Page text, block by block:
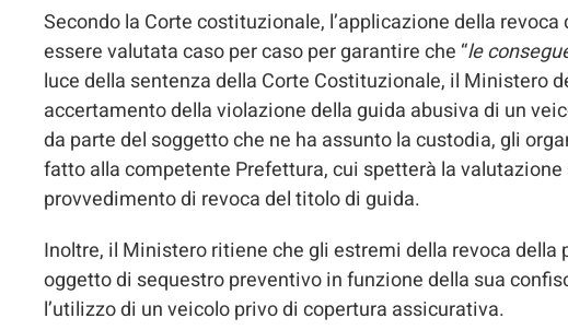
Secondo la Corte costituzionale, l’applicazione della
essere valutata caso per caso per garantire che “le
luce della sentenza della Corte Costituzionale, il Ministero
accertamento della violazione della guida abusiva di un
da parte del soggetto che ne ha assunto la custodia, gli
fatto alla competente Prefettura, cui spetterà la
provvedimento di revoca del titolo di guida.
Inoltre, il Ministero ritiene che gli estremi della revoca
oggetto di sequestro preventivo in funzione della sua
l’utilizzo di un veicolo privo di copertura assicurativa.